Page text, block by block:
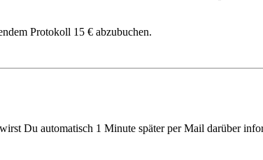
Protokoll 15 € abzubuchen.
Du automatisch 1 Minute später per Mail darüber